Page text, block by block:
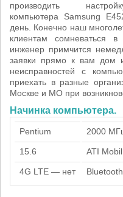
производить
компьютера Samsung
день. Конечно наш
клиентам сомневаться
инженер примчится
заявки прямо к вам дом
неисправностей с
приехать в разные
Москве и МО при
Начинка компьютера.
Pentium 2000
15.6 ATI
4G LTE — нет